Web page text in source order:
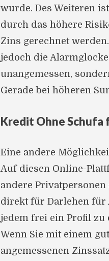
wurde. Des Weiteren
durch das höhere
Zins gerechnet
jedoch die
unangemessen,
Gerade bei höheren
Kredit Ohne
Eine andere
Auf diesen Online-
andere
direkt für Darlehen für
jedem frei ein Profil zu
Wenn Sie mit einem
angemessenen